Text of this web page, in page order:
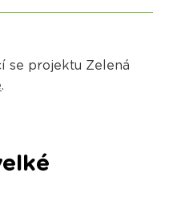
se projektu Zelená
.